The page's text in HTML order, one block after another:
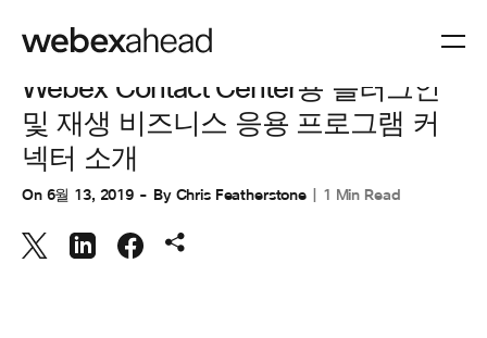
고객 경험 ,협업
Webex Contact Center용 플러그인
및 재생 비즈니스 응용 프로그램 커
넥터 소개
On 6월 13, 2019 By Chris Featherstone 1 Min Read